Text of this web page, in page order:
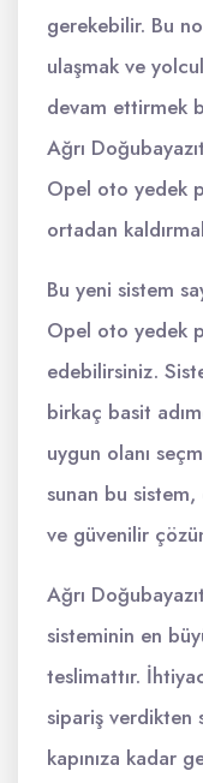
gerekebilir. Bu
ulaşmak ve
devam ettirmek
Ağrı
Opel oto yedek
ortadan
Bu yeni sistem
Opel oto yedek
edebilirsiniz.
birkaç basit
uygun olanı
sunan bu
ve güvenilir
Ağrı
sisteminin en
teslimattır.
sipariş verdikten
kapınıza kadar